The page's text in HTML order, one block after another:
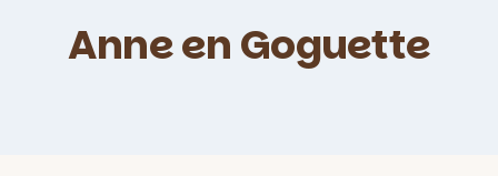
Anne en Goguette